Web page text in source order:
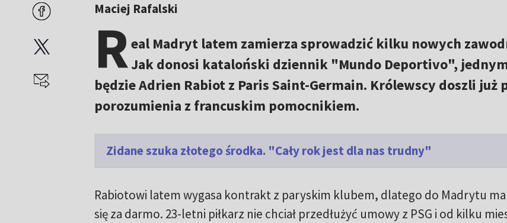
Maciej Rafalski
Real Madryt latem zamierza sprowadzić kilku nowych
Jak donosi kataloński dziennik "Mundo Deportivo",
będzie Adrien Rabiot z Paris Saint-Germain. Królewscy doszli już
porozumienia z francuskim pomocnikiem.
Zidane szuka złotego środka. "Cały rok jest dla nas trudny"
Rabiotowi latem wygasa kontrakt z paryskim klubem, dlatego do Madrytu
się za darmo. 23-letni piłkarz nie chciał przedłużyć umowy z PSG i od kilku